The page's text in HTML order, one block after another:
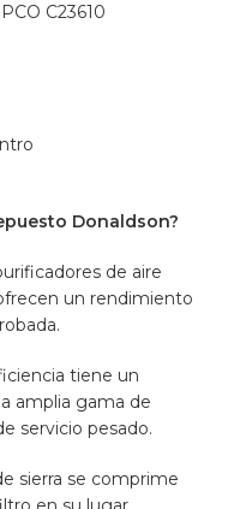
C23610
Donaldson?
de aire
un rendimiento
tiene un
amplia gama de
servicio pesado.
sierra se comprime